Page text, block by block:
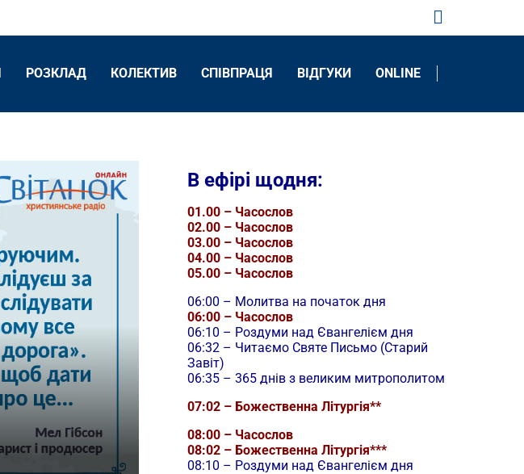
РОЗКЛАД КОЛЕКТИВ CПІВПРАЦЯ ВІДГУКИ ONLINE
В ефірі щодня:
01.00 – Часослов
02.00 – Часослов
03.00 – Часослов
04.00 – Часослов
05.00 – Часослов
06:00 – Молитва на початок дня
06:00 – Часослов
06:10 – Роздуми над Євангелієм дня
06:32 – Читаємо Святе Письмо (Старий
Завіт)
06:35 – 365 днів з великим митрополитом
07:02 – Божественна Літургія**
08:00 – Часослов
08:02 – Божественна Літургія***
08:10 – Роздуми над Євангелієм дня